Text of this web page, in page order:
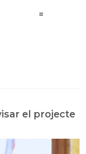
el projecte